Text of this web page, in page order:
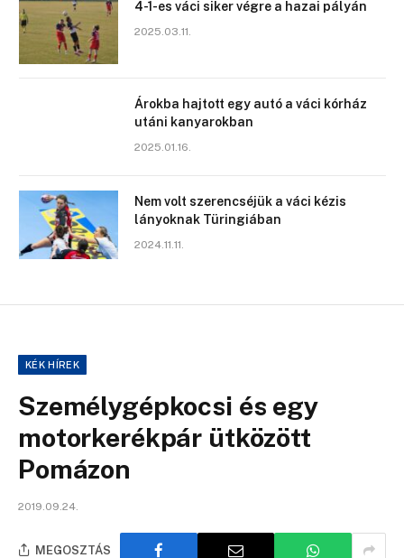
4-1-es váci siker végre a hazai pályán
2025.03.11.
Árokba hajtott egy autó a váci kórház
utáni kanyarokban
2025.01.16.
Nem volt szerencséjük a váci kézis
lányoknak Türingiában
2024.11.11.
KÉK HÍREK
Személygépkocsi és egy
motorkerékpár ütközött
Pomázon
2019.09.24.
MEGOSZTÁS